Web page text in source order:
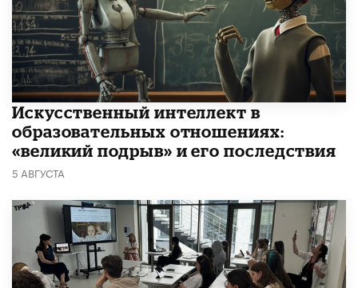
​Искусственный интеллект в
образовательных отношениях:
«великий подрыв» и его последствия
5 АВГУСТА